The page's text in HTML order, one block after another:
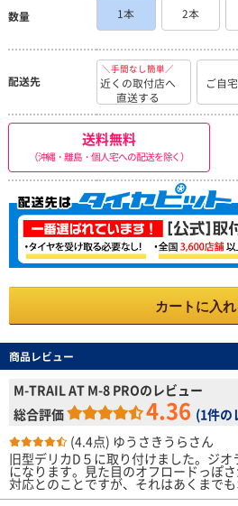
数量 1本 2本
配送先
＼手間なし簡単／
近くの取付店へ
直送する
ご自
送料無料
（沖縄・離島・個人宅への配送を除く）
カートに入
商品レビュー
M-TRAIL AT M-8 PROのレビュー
総合評価
4.36 (1件の
(4.4点) ゆうさきうらさん
旧型デリカD５に取り付けました。ジ
になります。見た目のオフロードっぽ
対応とのことですが、それはあくまで
ています。コスパから考えると大変良